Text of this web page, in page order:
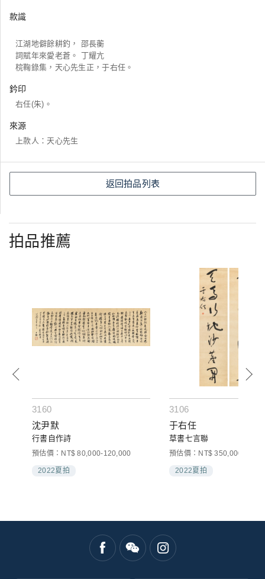
款識
江湖地僻餘耕釣， 邵長蘅
詞賦年來愛老蒼。 丁耀亢
梡鞠錄集，天心先生正，于右任。
鈐印
右任(朱)。
來源
上款人：天心先生
返回拍品列表
拍品推薦
3160
沈尹默
行書自作詩
預估價：NT$ 80,000-120,000
2022夏拍
3106
于右任
草書七言聯
預估價：NT$ 350,000-
2022夏拍